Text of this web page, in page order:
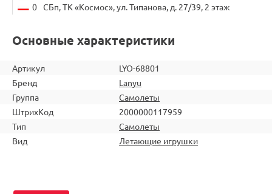
0 СБп, ТК «Космос», ул. Типанова, д. 27/39, 2 этаж
Основные характеристики
Артикул
LYO-68801
Бренд
Lanyu
Группа
Самолеты
ШтрихКод
2000000117959
Тип
Самолеты
Вид
Летающие игрушки